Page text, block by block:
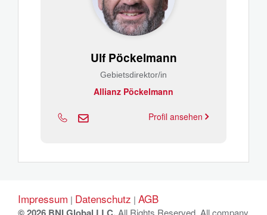
Ulf Pöckelmann
Gebietsdirektor/in
Allianz Pöckelmann
Profil ansehen
Impressum | Datenschutz | AGB
All Rights Reserved. All company